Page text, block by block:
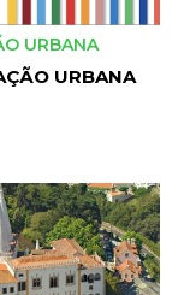
URBANA
URBANA